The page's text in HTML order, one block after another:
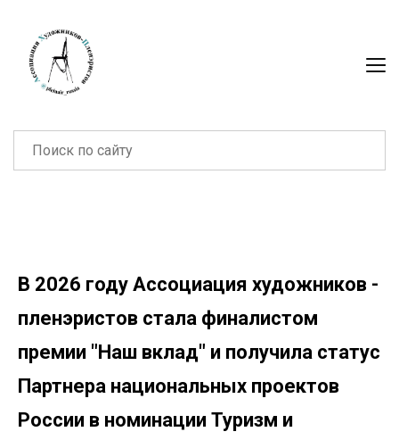
В 2026 году Ассоциация художников -
пленэристов стала финалистом
премии "Наш вклад" и получила статус
Партнера национальных проектов
России в номинации Туризм и